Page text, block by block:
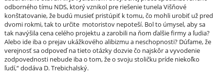
odborného tímu NDS, ktorý vznikol pre riešenie tunela Višňové
konštatovanie, že budú musieť pristúpiť k tomu, čo mohli urobiť už pred
dvomi rokmi, tak to určite motoristov nepoteší. Bol to úmysel, aby sa
tak navýšila cena celého projektu a zarobili na ňom ďalšie firmy a ľudia?
Alebo ide iba o prejav ukážkového alibizmu a neschopnosti? Dúfame, že
verejnosť sa odpoveď na tieto otázky dozvie čo najskôr a vyvodenie
zodpovednosti nebude iba o tom, že o svoju stoličku príde niekoľko
ľudí,“ dodáva D. Trebichalský.